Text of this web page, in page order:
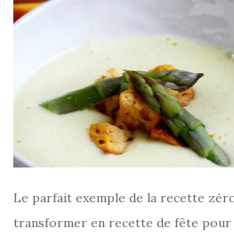
Le parfait exemple de la recette
transformer en recette de fête pour